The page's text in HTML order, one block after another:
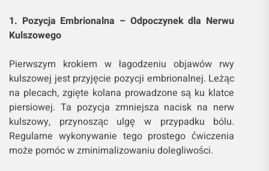
1. Pozycja Embrionalna – Odpoczynek dla Nerwu
Kulszowego
Pierwszym krokiem w łagodzeniu objawów rwy
kulszowej jest przyjęcie pozycji embrionalnej. Leżąc
na plecach, zgięte kolana prowadzone są ku klatce
piersiowej. Ta pozycja zmniejsza nacisk na nerw
kulszowy, przynosząc ulgę w przypadku bólu.
Regularne wykonywanie tego prostego ćwiczenia
może pomóc w zminimalizowaniu dolegliwości.